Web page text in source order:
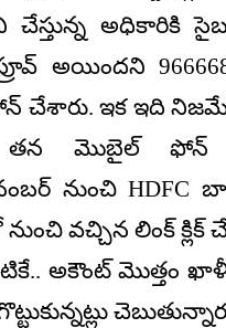
చేస్తున్న అధికారికి
అయిందని
చేశారు. ఇక ఇది
తన మొబైల్ ఫోన్‌
నుంచి HDFC
నుంచి వచ్చిన లింక్
అకౌంట్ మొత్తం